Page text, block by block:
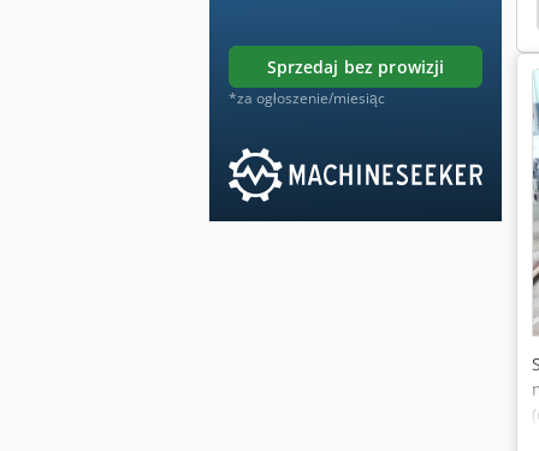
sprzedaj bez prowizji
*za ogłoszenie/miesiąc